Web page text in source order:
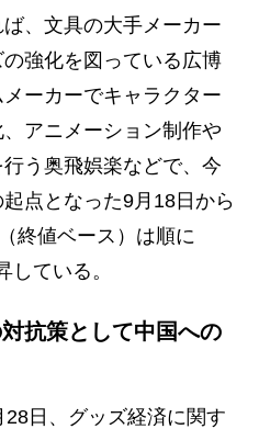
、文具の大手メーカー
強化を図っている広博
ーカーでキャラクター
アニメーション制作や
う奥飛娯楽などで、今
点となった9月18日から
終値ベース）は順に
している。
抗策として中国への
日、グッズ経済に関す